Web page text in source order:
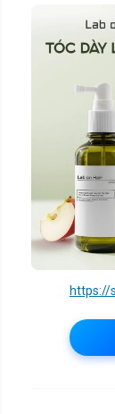
https://